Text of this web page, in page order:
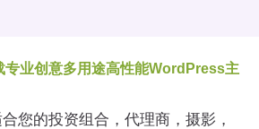
专业创意多用途高性能WordPress主
的投资组合，代理商，摄影，